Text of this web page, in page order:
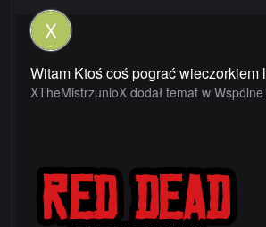
Witam Ktoś coś pograć wieczorkiem
XTheMistrzunioX dodał temat w